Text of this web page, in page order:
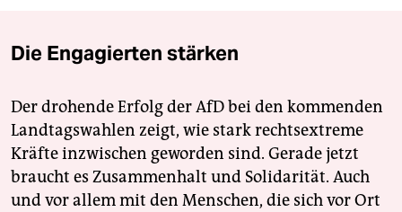
Die Engagierten stärken
Der drohende Erfolg der AfD bei den kommenden
Landtagswahlen zeigt, wie stark rechtsextreme
Kräfte inzwischen geworden sind. Gerade jetzt
braucht es Zusammenhalt und Solidarität. Auch
und vor allem mit den Menschen, die sich vor Ort